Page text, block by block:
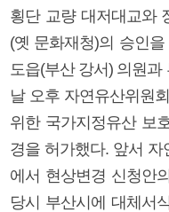
횡단 교량 대저대교와
(옛 문화재청)의 승인
도읍(부산 강서) 의원
날 오후 자연유산위원
위한 국가지정유산 보
경을 허가했다. 앞서 자
에서 현상변경 신청안
당시 부산시에 대체서